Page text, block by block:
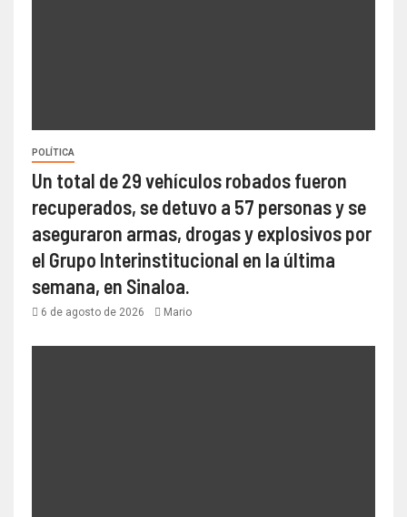
POLÍTICA
Un total de 29 vehículos robados fueron
recuperados, se detuvo a 57 personas y se
aseguraron armas, drogas y explosivos por
el Grupo Interinstitucional en la última
semana, en Sinaloa.
6 de agosto de 2026 Mario